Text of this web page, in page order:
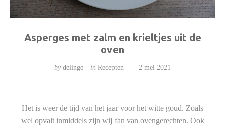
Asperges met zalm en krieltjes uit de
oven
by delinge in Recepten 2 mei 2021
Het is weer de tijd van het jaar voor het witte goud. Zoals
wel opvalt inmiddels zijn wij fan van ovengerechten. Ook